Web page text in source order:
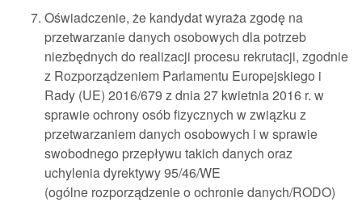
Oświadczenie, że kandydat wyraża zgodę na
przetwarzanie danych osobowych dla potrzeb
niezbędnych do realizacji procesu rekrutacji, zgodnie
z Rozporządzeniem Parlamentu Europejskiego i
Rady (UE) 2016/679 z dnia 27 kwietnia 2016 r. w
sprawie ochrony osób fizycznych w związku z
przetwarzaniem danych osobowych i w sprawie
swobodnego przepływu takich danych oraz
uchylenia dyrektywy 95/46/WE
(ogólne rozporządzenie o ochronie danych/RODO)